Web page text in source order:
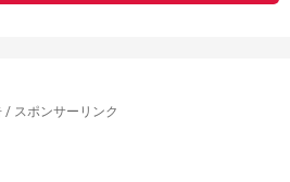
/ スポンサーリンク